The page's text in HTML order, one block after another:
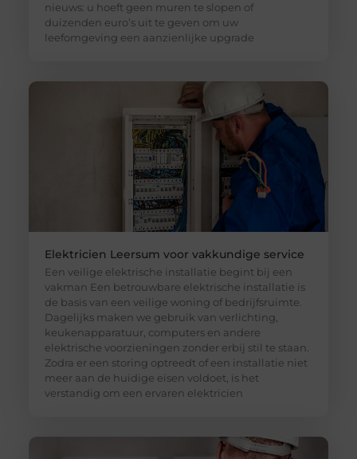
nieuws: u hoeft geen muren te slopen of
duizenden euro’s uit te geven om uw
leefomgeving een aanzienlijke upgrade
Elektricien Leersum voor vakkundige service
Een veilige elektrische installatie begint bij een
vakman Een betrouwbare elektrische installatie is
de basis van een veilige woning of bedrijfsruimte.
Dagelijks maken we gebruik van verlichting,
keukenapparatuur, computers en andere
elektrische voorzieningen zonder erbij stil te staan.
Zodra er een storing optreedt of een installatie niet
meer aan de huidige eisen voldoet, is het
verstandig om een ervaren elektricien